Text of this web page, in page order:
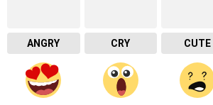
ANGRY CRY CUTE